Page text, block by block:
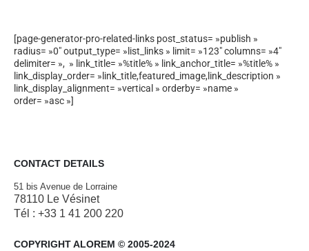
[page-generator-pro-related-links post_status= »publish »
radius= »0″ output_type= »list_links » limit= »123″ columns= »4″
delimiter= », » link_title= »%title% » link_anchor_title= »%title% »
link_display_order= »link_title,featured_image,link_description »
link_display_alignment= »vertical » orderby= »name »
order= »asc »]
CONTACT DETAILS
51 bis Avenue de Lorraine
78110 Le Vésinet
Tél : +33 1 41 200 220
COPYRIGHT ALOREM © 2005-2024